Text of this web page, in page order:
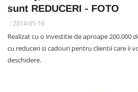
sunt REDUCERI - FOTO
2014-05-16
Realizat cu o investitie de aproape 200.000
cu reduceri si cadouri pentru clientii care ii
deschidere.